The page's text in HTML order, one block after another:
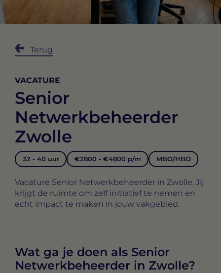
Terug
VACATURE
Senior
Netwerkbeheerder
Zwolle
32 - 40 uur €2800 - €4800 p/m MBO/HBO
Vacature Senior Netwerkbeheerder in Zwolle. Jij
krijgt de ruimte om zelf initiatief te nemen en
echt impact te maken in jouw vakgebied.
Wat ga je doen als Senior
Netwerkbeheerder in Zwolle?